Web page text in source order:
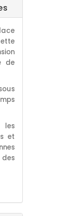
de
et